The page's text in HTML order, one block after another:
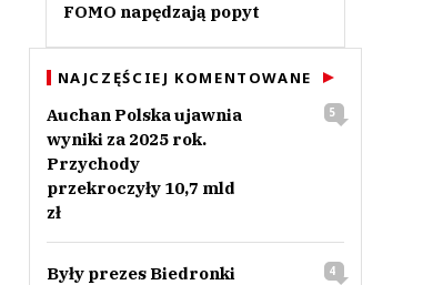
FOMO napędzają popyt
NAJCZĘŚCIEJ KOMENTOWANE
Auchan Polska ujawnia
wyniki za 2025 rok.
Przychody
przekroczyły 10,7 mld
zł
5
Były prezes Biedronki
4